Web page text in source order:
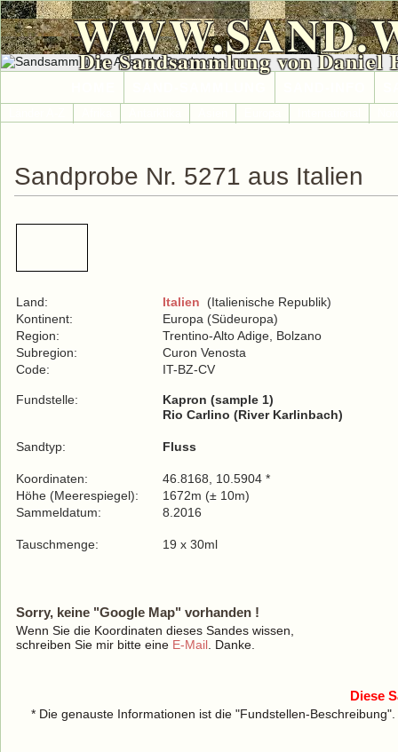
Die Sandsammlung von Daniel
Sandprobe Nr. 5271 aus Italien
Land: Italien (Italienische Republik)
Kontinent:
Europa (Südeuropa)
Region:
Trentino-Alto Adige, Bolzano
Subregion:
Curon Venosta
Code:
IT-BZ-CV
Fundstelle:
Kapron (sample 1)
Rio Carlino (River Karlinbach)
Sandtyp: Fluss
Koordinaten:
46.8168, 10.5904 *
Höhe (Meerespiegel):
1672m (± 10m)
Sammeldatum:
8.2016
Tauschmenge: 19 x 30ml
Sorry, keine "Google Map" vorhanden !
Wenn Sie die Koordinaten dieses Sandes wissen,
schreiben Sie mir bitte eine E-Mail . Danke.
Diese
* Die genauste Informationen ist die "Fundstellen-